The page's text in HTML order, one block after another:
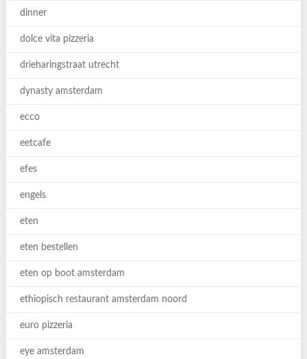
dinner
dolce vita pizzeria
drieharingstraat utrecht
dynasty amsterdam
ecco
eetcafe
efes
engels
eten
eten bestellen
eten op boot amsterdam
ethiopisch restaurant amsterdam noord
euro pizzeria
eye amsterdam